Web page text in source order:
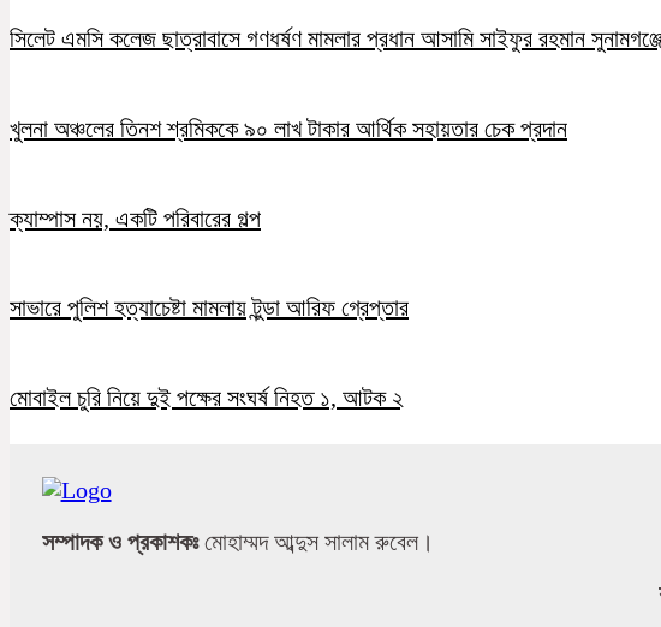
সিলেট এমসি কলেজ ছাত্রাবাসে গণধর্ষণ মামলার প্রধান আসামি সাইফুর রহমান
খুলনা অঞ্চলের তিনশ শ্রমিককে ৯০ লাখ টাকার আর্থিক সহায়তার চেক প্রদান
ক্যাম্পাস নয়, একটি পরিবারের গল্প
সাভারে পুলিশ হত্যাচেষ্টা মামলায় টুন্ডা আরিফ গ্রেপ্তার
মোবাইল চুরি নিয়ে দুই পক্ষের সংঘর্ষ নিহত ১, আটক ২
সম্পাদক ও প্রকাশকঃমোহাম্মদ আব্দুস সালাম রুবেল।